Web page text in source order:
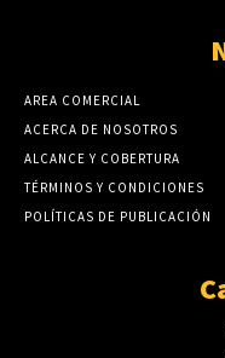
AREA COMERCIAL
ACERCA DE NOSOTROS
ALCANCE Y COBERTURA
TÉRMINOS Y CONDICIONES
POLÍTICAS DE PUBLICACIÓN